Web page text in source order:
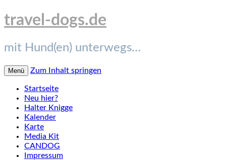
travel-dogs.de
mit Hund(en) unterwegs…
Menü Zum Inhalt springen
Startseite
Neu hier?
Halter Knigge
Kalender
Karte
Media Kit
CANDOG
Impressum